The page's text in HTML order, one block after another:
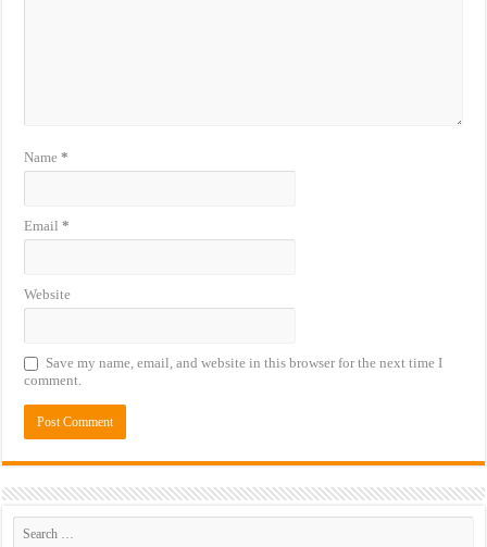
Name*
Email*
Website
Save my name, email, and website in this browser for the next time I
comment.